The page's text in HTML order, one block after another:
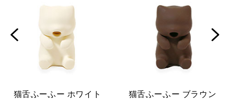
猫舌ふーふー ホワイト 猫舌ふーふー ブラウン